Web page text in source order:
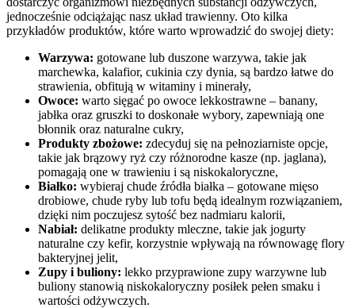
jednocześnie odciążając nasz układ trawienny. Oto kilka
przykładów produktów, które warto wprowadzić do swojej diety:
Warzywa: gotowane lub duszone warzywa, takie jak
marchewka, kalafior, cukinia czy dynia, są bardzo łatwe do
strawienia, obfitują w witaminy i minerały,
Owoce: warto sięgać po owoce lekkostrawne – banany,
jabłka oraz gruszki to doskonałe wybory, zapewniają one
błonnik oraz naturalne cukry,
Produkty zbożowe: zdecyduj się na pełnoziarniste opcje,
takie jak brązowy ryż czy różnorodne kasze (np. jaglana),
pomagają one w trawieniu i są niskokaloryczne,
Białko: wybieraj chude źródła białka – gotowane mięso
drobiowe, chude ryby lub tofu będą idealnym rozwiązaniem,
dzięki nim poczujesz sytość bez nadmiaru kalorii,
Nabiał: delikatne produkty mleczne, takie jak jogurty
naturalne czy kefir, korzystnie wpływają na równowagę flory
bakteryjnej jelit,
Zupy i buliony: lekko przyprawione zupy warzywne lub
buliony stanowią niskokaloryczny posiłek pełen smaku i
wartości odżywczych.